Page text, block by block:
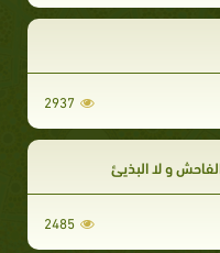
2937
و لا البذيئ
2485